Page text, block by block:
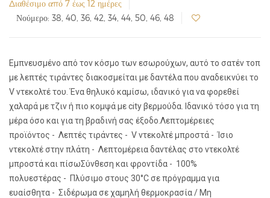
Διαθέσιμο από 7 έως 12 ημέρες
Νούμερο: 38, 40, 36, 42, 34, 44, 50, 46, 48
Εμπνευσμένο από τον κόσμο των εσωρούχων, αυτό το σατέν τοπ
με λεπτές τιράντες διακοσμείται με δαντέλα που αναδεικνύει το
V ντεκολτέ του. Ένα θηλυκό καμίσω, ιδανικό για να φορεθεί
χαλαρά με τζιν ή πιο κομψά με city βερμούδα. Ιδανικό τόσο για τη
μέρα όσο και για τη βραδινή σας έξοδο.Λεπτομέρειες
προϊόντος - Λεπτές τιράντες - V ντεκολτέ μπροστά - Ίσιο
ντεκολτέ στην πλάτη - Λεπτομέρεια δαντέλας στο ντεκολτέ
μπροστά και πίσωΣύνθεση και φροντίδα - 100%
πολυεστέρας - Πλύσιμο στους 30°C σε πρόγραμμα για
ευαίσθητα - Σιδέρωμα σε χαμηλή θερμοκρασία / Μη